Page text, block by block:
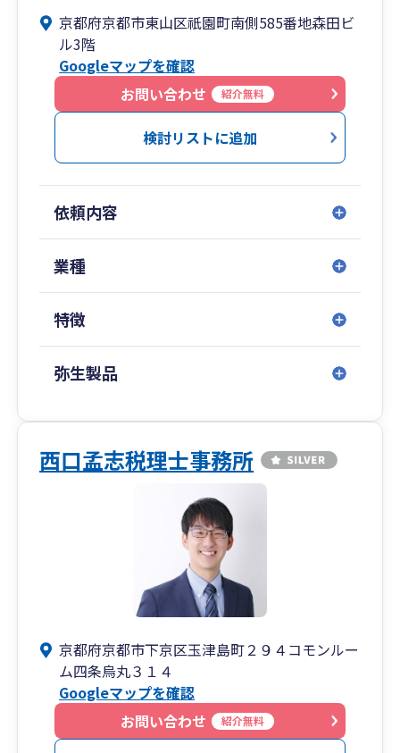
京都府京都市東山区祇園町南側585番地森田ビ
ル3階
Googleマップを確認
お問い合わせ
紹介無料
検討リストに追加
依頼内容
業種
特徴
弥生製品
西口孟志税理士事務所
京都府京都市下京区玉津島町２９４コモンルー
ム四条烏丸３１４
Googleマップを確認
お問い合わせ
紹介無料